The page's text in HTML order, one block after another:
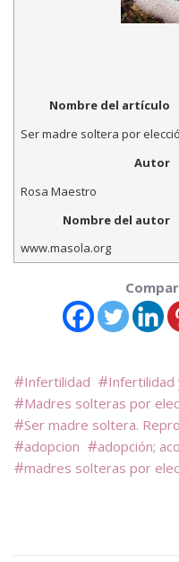
Nombre del artículo
Ser madre soltera por
Autor
Rosa Maestro
Nombre del autor
www.masola.org
Infertilidad
Infertilidad
Madres solteras por
Ser madre soltera.
adopcion
adopción;
madres solteras por